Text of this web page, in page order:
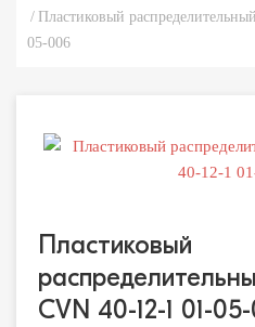
Пластиковый
05-006
Пластиковый
CVN 40-12-1 01-